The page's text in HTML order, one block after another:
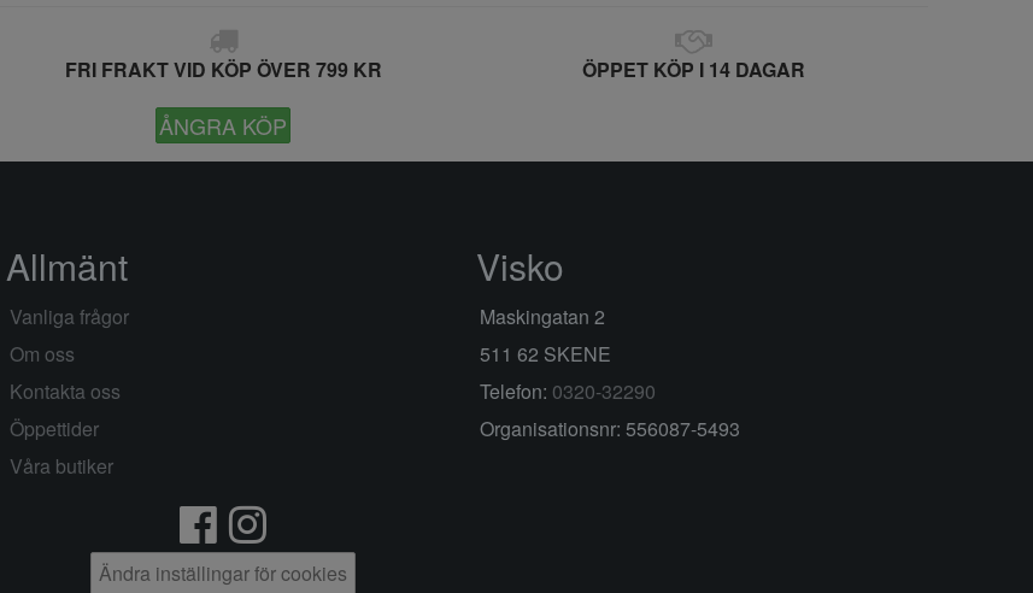
FRI FRAKT VID KÖP ÖVER 799 KR ÖPPET KÖP I 14 DAGAR
ÅNGRA KÖP
Allmänt
Vanliga frågor
Om oss
Kontakta oss
Öppettider
Våra butiker
Visko
Maskingatan 2
511 62 SKENE
Telefon: 0320-32290
Organisationsnr: 556087-5493
Ändra inställingar för cookies